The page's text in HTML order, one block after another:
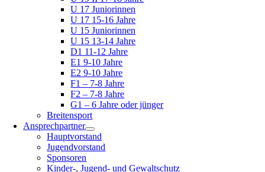
U 17 Juniorinnen
U 17 15-16 Jahre
U 15 Juniorinnen
U 15 13-14 Jahre
D1 11-12 Jahre
E1 9-10 Jahre
E2 9-10 Jahre
F1 – 7-8 Jahre
F2 – 7-8 Jahre
G1 – 6 Jahre oder jünger
Breitensport
Ansprechpartner
Hauptvorstand
Jugendvorstand
Sponsoren
Kinder-, Jugend- und Gewaltschutz